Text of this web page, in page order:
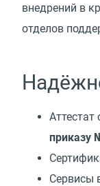
внедрений в
отделов
Аттестат
приказу
Cервисы